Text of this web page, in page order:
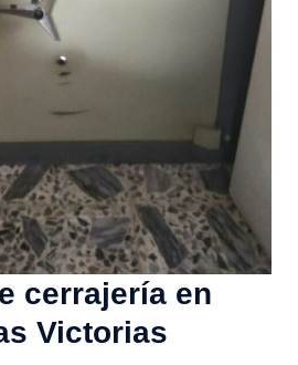
cerrajería en
Victorias